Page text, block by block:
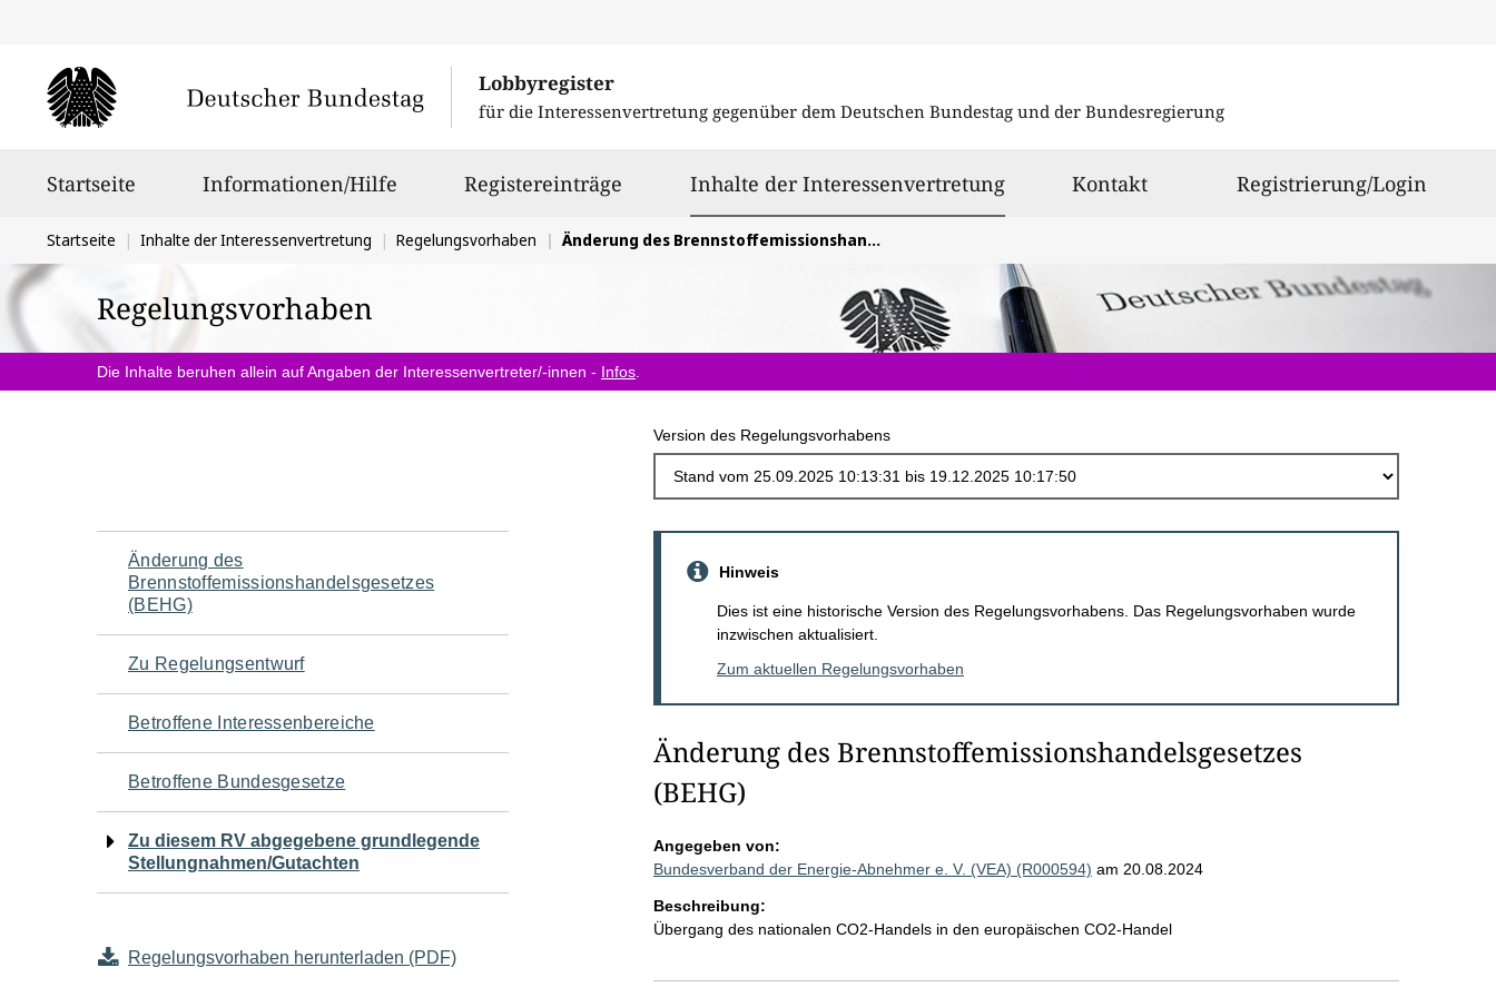
Lobbyregister
für die Interessenvertretung gegenüber dem Deutschen Bundestag und der Bundesregierung
Startseite Informationen/Hilfe Registereinträge Inhalte der Interessenvertretungausgewählt
Kontakt Registrierung/Login
Sie
befinden
sich
hier:
Startseite Inhalte der Interessenvertretung Regelungsvorhaben Änderung des Brennstoffemissionshandelsgesetzes (BEHG)
Regelungsvorhaben
Die Inhalte beruhen allein auf Angaben der Interessenvertreter/-innen - Infos
Version des Regelungsvorhabens
Navigation
für
den
Seiteninhalt
Änderung des
Brennstoffemissionshandelsgesetzes
(BEHG)
Zu Regelungsentwurf
Betroffene Interessenbereiche
Betroffene Bundesgesetze
Zu diesem RV abgegebene grundlegende
Stellungnahmen/Gutachten
Regelungsvorhaben herunterladen (PDF)
Hinweis
Dies ist eine historische Version des Regelungsvorhabens. Das Regelungsvorhaben wurde
inzwischen aktualisiert.
Zum aktuellen Regelungsvorhaben
Änderung des Brennstoffemissionshandelsgesetzes
(BEHG)
Angegeben von:
Bundesverband der Energie-Abnehmer e. V. (VEA) (R000594) am 20.08.2024
Beschreibung:
Übergang des nationalen CO2-Handels in den europäischen CO2-Handel